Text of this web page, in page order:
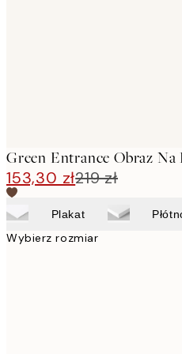
Green Entrance Obraz Na
153,30 zł219 zł
Plakat
Wybierz rozmiar